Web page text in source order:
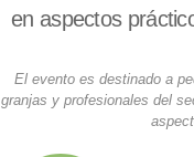
en aspectos
El evento es destinado a
granjas y profesionales del